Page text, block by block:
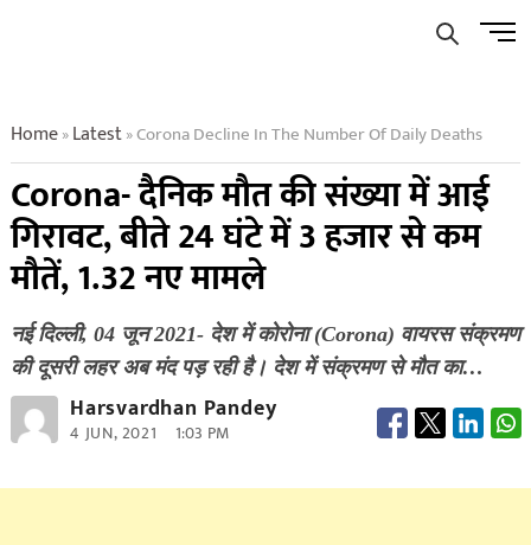
Menu
Home»Latest»Corona Decline In The Number Of Daily Deaths
Corona- दैनिक मौत की संख्या में आई
गिरावट, बीते 24 घंटे में 3 हजार से कम
मौतें, 1.32 नए मामले
नई दिल्‍ली, 04 जून 2021- देश में कोरोना (Corona) वायरस संक्रमण
की दूसरी लहर अब मंद पड़ रही है। देश में संक्रमण से मौत का…
Harsvardhan Pandey
4 JUN, 2021 1:03 PM